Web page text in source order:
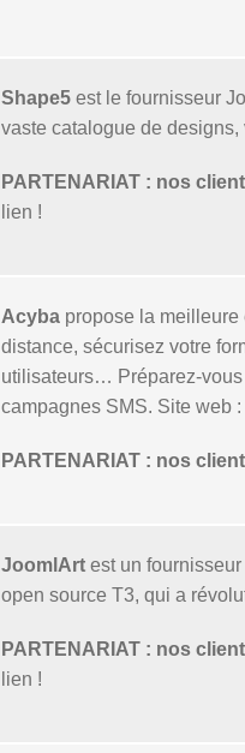
Shape5 est le fournisseur
vaste catalogue de
PARTENARIAT : nos
lien !
Acyba propose la
distance, sécurisez votre
utilisateurs… Préparez-vous
campagnes SMS. Site web :
PARTENARIAT : nos
JoomlArt est un
open source T3, qui a
PARTENARIAT : nos
lien !